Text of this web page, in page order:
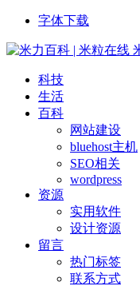
字体下载
科技
生活
百科
网站建设
bluehost主机
SEO相关
wordpress
资源
实用软件
设计资源
留言
热门标签
联系方式